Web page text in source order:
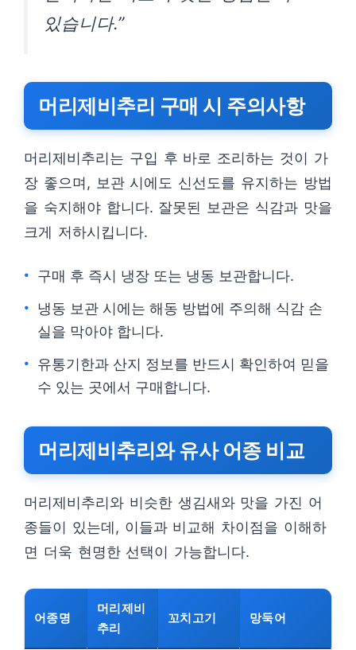
있습니다.”
머리제비추리 구매 시 주의사항
머리제비추리는 구입 후 바로 조리하는 것이 가
장 좋으며, 보관 시에도 신선도를 유지하는 방법
을 숙지해야 합니다. 잘못된 보관은 식감과 맛을
크게 저하시킵니다.
구매 후 즉시 냉장 또는 냉동 보관합니다.
냉동 보관 시에는 해동 방법에 주의해 식감 손
실을 막아야 합니다.
유통기한과 산지 정보를 반드시 확인하여 믿을
수 있는 곳에서 구매합니다.
머리제비추리와 유사 어종 비교
머리제비추리와 비슷한 생김새와 맛을 가진 어
종들이 있는데, 이들과 비교해 차이점을 이해하
면 더욱 현명한 선택이 가능합니다.
어종명
머리제비
추리
꼬치고기 망둑어